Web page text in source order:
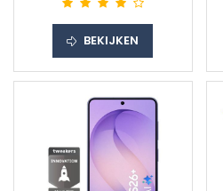
BEKIJKEN